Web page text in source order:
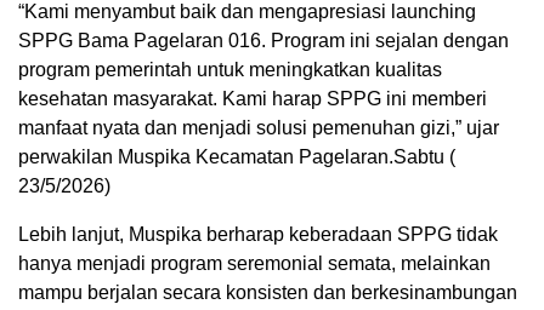
“Kami menyambut baik dan mengapresiasi launching
SPPG Bama Pagelaran 016. Program ini sejalan dengan
program pemerintah untuk meningkatkan kualitas
kesehatan masyarakat. Kami harap SPPG ini memberi
manfaat nyata dan menjadi solusi pemenuhan gizi,” ujar
perwakilan Muspika Kecamatan Pagelaran.Sabtu (
23/5/2026)
Lebih lanjut, Muspika berharap keberadaan SPPG tidak
hanya menjadi program seremonial semata, melainkan
mampu berjalan secara konsisten dan berkesinambungan